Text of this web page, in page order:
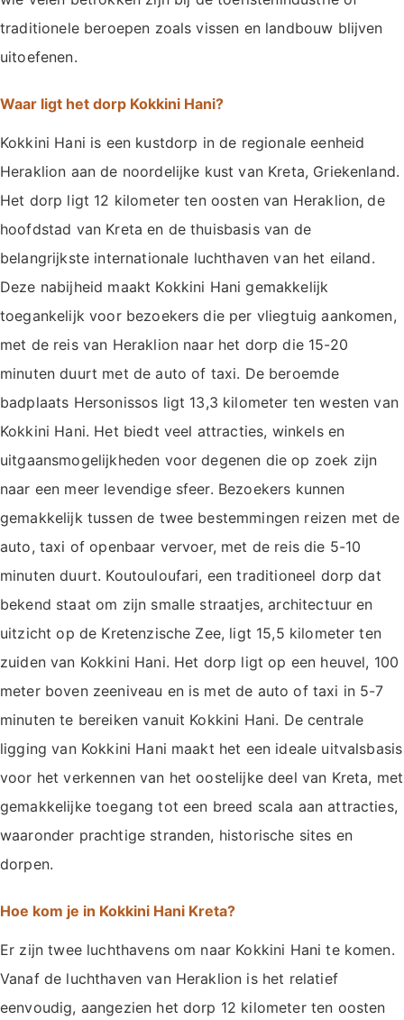
traditionele beroepen zoals vissen en landbouw blijven
uitoefenen.
Waar ligt het dorp Kokkini Hani?
Kokkini Hani is een kustdorp in de regionale eenheid
Heraklion aan de noordelijke kust van Kreta, Griekenland.
Het dorp ligt 12 kilometer ten oosten van Heraklion, de
hoofdstad van Kreta en de thuisbasis van de
belangrijkste internationale luchthaven van het eiland.
Deze nabijheid maakt Kokkini Hani gemakkelijk
toegankelijk voor bezoekers die per vliegtuig aankomen,
met de reis van Heraklion naar het dorp die 15-20
minuten duurt met de auto of taxi. De beroemde
badplaats Hersonissos ligt 13,3 kilometer ten westen van
Kokkini Hani. Het biedt veel attracties, winkels en
uitgaansmogelijkheden voor degenen die op zoek zijn
naar een meer levendige sfeer. Bezoekers kunnen
gemakkelijk tussen de twee bestemmingen reizen met de
auto, taxi of openbaar vervoer, met de reis die 5-10
minuten duurt. Koutouloufari, een traditioneel dorp dat
bekend staat om zijn smalle straatjes, architectuur en
uitzicht op de Kretenzische Zee, ligt 15,5 kilometer ten
zuiden van Kokkini Hani. Het dorp ligt op een heuvel, 100
meter boven zeeniveau en is met de auto of taxi in 5-7
minuten te bereiken vanuit Kokkini Hani. De centrale
ligging van Kokkini Hani maakt het een ideale uitvalsbasis
voor het verkennen van het oostelijke deel van Kreta, met
gemakkelijke toegang tot een breed scala aan attracties,
waaronder prachtige stranden, historische sites en
dorpen.
Hoe kom je in Kokkini Hani Kreta?
Er zijn twee luchthavens om naar Kokkini Hani te komen.
Vanaf de luchthaven van Heraklion is het relatief
eenvoudig, aangezien het dorp 12 kilometer ten oosten